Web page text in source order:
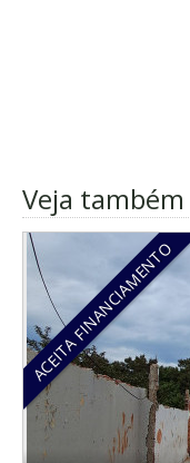
Veja também
ACEITA FINANCIAMENTO